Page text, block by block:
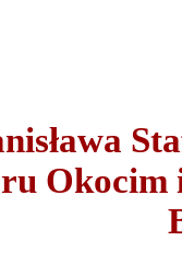
Okocim